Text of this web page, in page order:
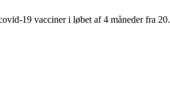
19 vacciner i løbet af 4 måneder fra 20.